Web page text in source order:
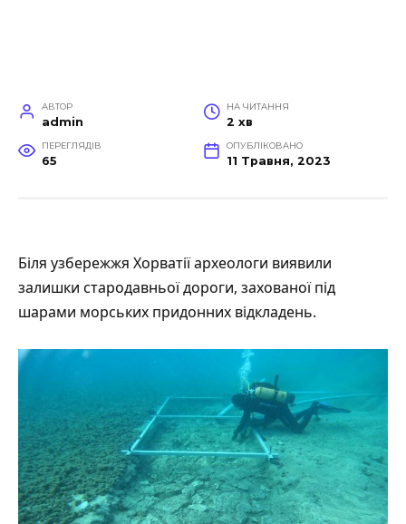
АВТОР
admin
НА ЧИТАННЯ
2 хв
ПЕРЕГЛЯДІВ
65
ОПУБЛІКОВАНО
11 Травня, 2023
Біля узбережжя Хорватії археологи виявили
залишки стародавньої дороги, захованої під
шарами морських придонних відкладень.